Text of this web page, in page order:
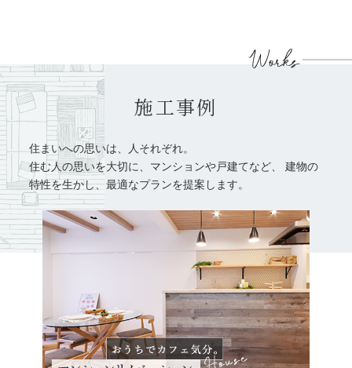
施工事例
住まいへの思いは、人それぞれ。
住む人の思いを大切に、マンションや戸建てなど、
建物の
特性を生かし、最適なプランを提案します。